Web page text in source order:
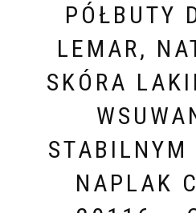
PÓŁBUTY
LEMAR,
SKÓRA
STABILNYM
NAPLAK